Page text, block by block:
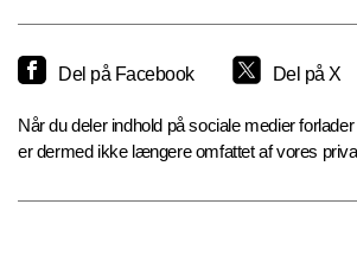
Del på Facebook Del på X
Når du deler indhold på sociale medier
er dermed ikke længere omfattet af vores